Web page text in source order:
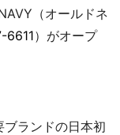
（オールドネ
6611）がオープ
ランドの日本初